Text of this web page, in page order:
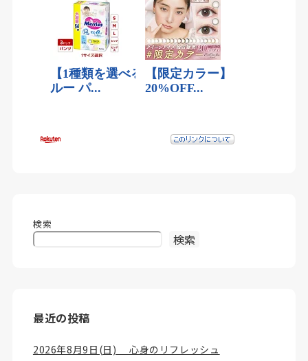
検索
検索
最近の投稿
2026年8月9日(日) 心身のリフレッシュ